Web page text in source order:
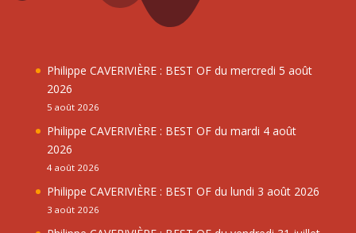
Philippe CAVERIVIÈRE : BEST OF du mercredi 5 août
2026
5 août 2026
Philippe CAVERIVIÈRE : BEST OF du mardi 4 août
2026
4 août 2026
Philippe CAVERIVIÈRE : BEST OF du lundi 3 août 2026
3 août 2026